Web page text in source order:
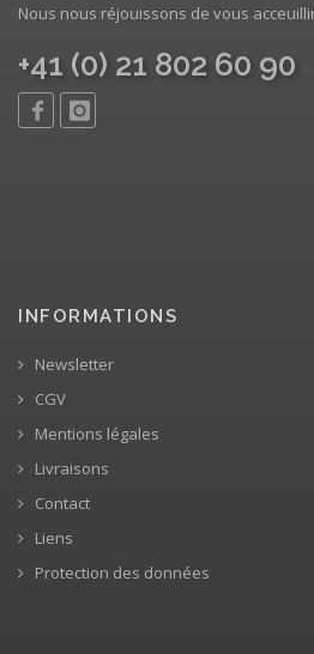
Nous nous réjouissons de vous
+41 (0) 21 802 60 90
INFORMATIONS
Newsletter
CGV
Mentions légales
Livraisons
Contact
Liens
Protection des données